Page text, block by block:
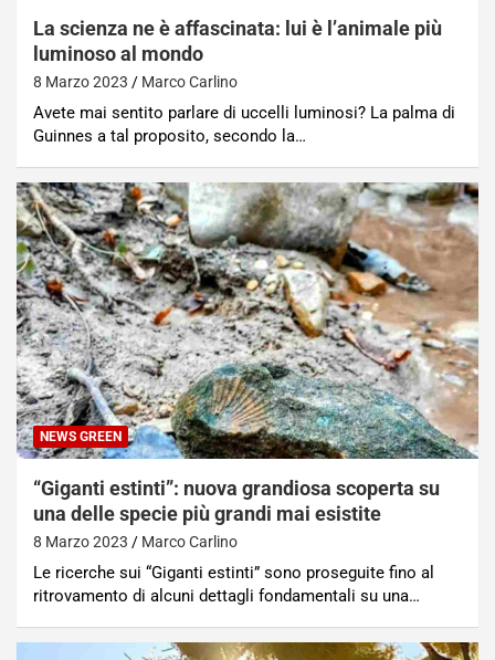
La scienza ne è affascinata: lui è l’animale più
luminoso al mondo
8 Marzo 2023 Marco Carlino
Avete mai sentito parlare di uccelli luminosi? La palma di
Guinnes a tal proposito, secondo la…
NEWS GREEN
“Giganti estinti”: nuova grandiosa scoperta su
una delle specie più grandi mai esistite
8 Marzo 2023 Marco Carlino
Le ricerche sui “Giganti estinti” sono proseguite fino al
ritrovamento di alcuni dettagli fondamentali su una…